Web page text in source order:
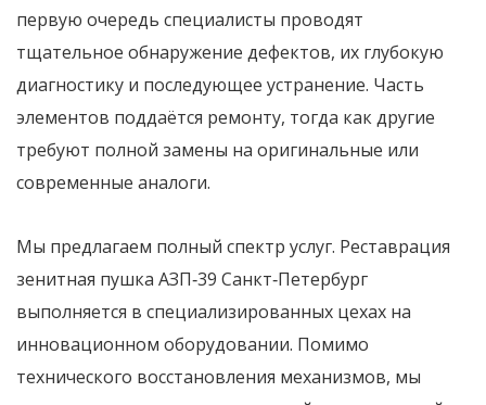
первую очередь специалисты проводят
тщательное обнаружение дефектов, их глубокую
диагностику и последующее устранение. Часть
элементов поддаётся ремонту, тогда как другие
требуют полной замены на оригинальные или
современные аналоги.
Мы предлагаем полный спектр услуг. Реставрация
зенитная пушка АЗП‑39 Санкт‑Петербург
выполняется в специализированных цехах на
инновационном оборудовании. Помимо
технического восстановления механизмов, мы